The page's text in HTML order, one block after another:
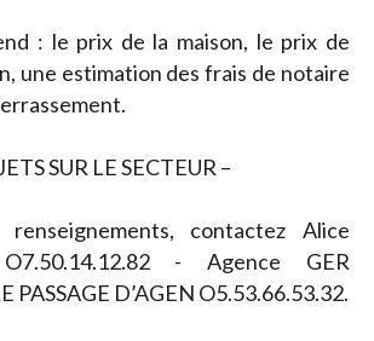
: le prix de la maison, le prix de
une estimation des frais de notaire
SUR LE SECTEUR –
contactez Alice
- Agence GER
PASSAGE D’AGEN O5.53.66.53.32.